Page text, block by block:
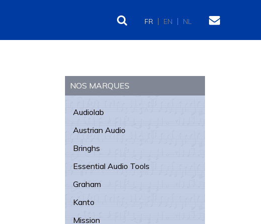
FR EN NL
latérale
principale
NOS MARQUES
Audiolab
Austrian Audio
Bringhs
Essential Audio Tools
Graham
Kanto
Mission